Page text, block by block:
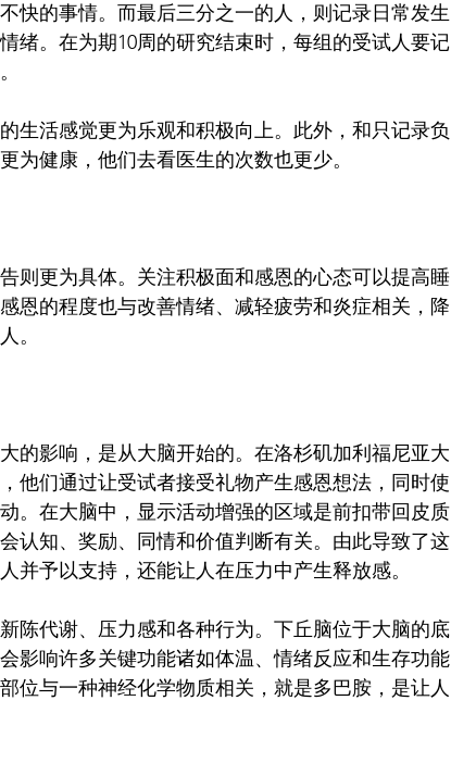
快的事情。而最后三分之一的人，则记录日常发生
绪。在为期10周的研究结束时，每组的受试人要记
生活感觉更为乐观和积极向上。此外，和只记录负
为健康，他们去看医生的次数也更少。
则更为具体。关注积极面和感恩的心态可以提高睡
恩的程度也与改善情绪、减轻疲劳和炎症相关，降
。
的影响，是从大脑开始的。在洛杉矶加利福尼亚大
他们通过让受试者接受礼物产生感恩想法，同时使
。在大脑中，显示活动增强的区域是前扣带回皮质
认知、奖励、同情和价值判断有关。由此导致了这
并予以支持，还能让人在压力中产生释放感。
陈代谢、压力感和各种行为。下丘脑位于大脑的底
影响许多关键功能诸如体温、情绪反应和生存功能
位与一种神经化学物质相关，就是多巴胺，是让人